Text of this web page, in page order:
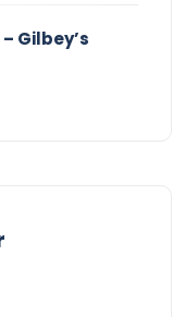
Gilbey’s